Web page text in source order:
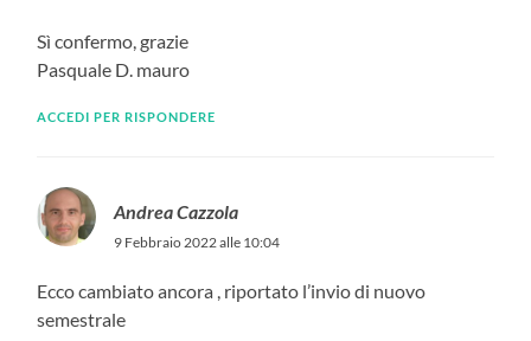
Sì confermo, grazie
Pasquale D. mauro
ACCEDI PER RISPONDERE
Andrea Cazzola
9 Febbraio 2022 alle 10:04
Ecco cambiato ancora , riportato l’invio di nuovo
semestrale